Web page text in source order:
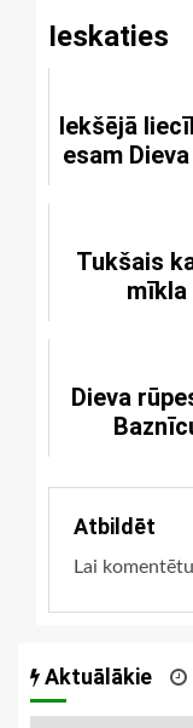
Ieskaties
Iekšējā
esam
Tukšais
mīkla
Dieva
Atbildēt
Lai
Aktuālākie